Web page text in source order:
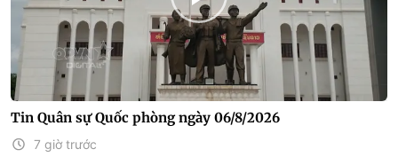
Tin Quân sự Quốc phòng ngày 06/8/2026
7 giờ trước